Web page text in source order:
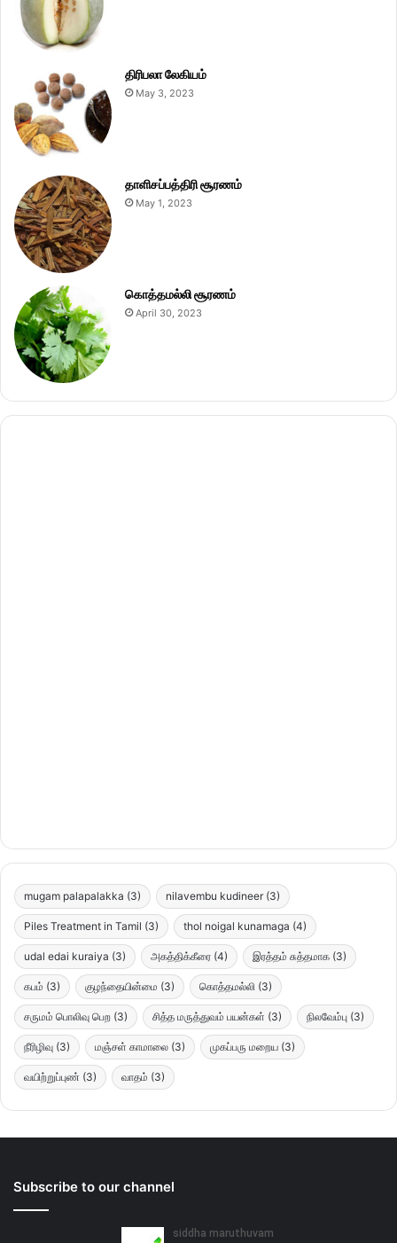
திரிபலா லேகியம்
May 3, 2023
தாளிசப்பத்திரி சூரணம்
May 1, 2023
கொத்தமல்லி சூரணம்
April 30, 2023
mugam palapalakka (3) nilavembu kudineer (3)
Piles Treatment in Tamil (3) thol noigal kunamaga (4)
udal edai kuraiya (3) அகத்திக்கீரை (4) இரத்தம் சுத்தமாக (3)
கபம் (3) குழந்தையின்மை (3) கொத்தமல்லி (3)
சருமம் பொலிவு பெற (3) சித்த மருத்துவம் பயன்கள் (3) நிலவேம்பு (3)
நீரிழிவு (3) மஞ்சள் காமாலை (3) முகப்பரு மறைய (3)
வயிற்றுப்புண் (3) வாதம் (3)
Subscribe to our channel